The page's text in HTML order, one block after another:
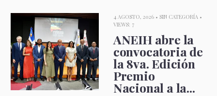
4 AGOSTO, 2026 • SIN CATEGORÍA •
VIEWS: 7
ANEIH abre la
convocatoria de
la 8va. Edición
Premio
Nacional a la...